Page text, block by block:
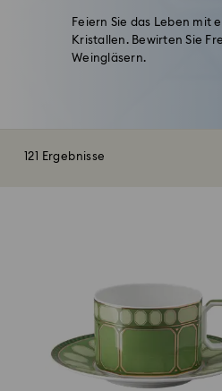
Feiern Sie das Leben mit
Kristallen. Bewirten Sie
Weingläsern.
121 Ergebnisse